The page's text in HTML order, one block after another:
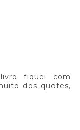
fiquei com
dos quotes,